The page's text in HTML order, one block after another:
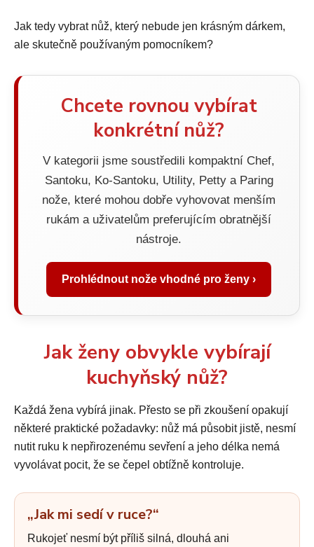
Jak tedy vybrat nůž, který nebude jen krásným dárkem,
ale skutečně používaným pomocníkem?
Chcete rovnou vybírat
konkrétní nůž?
V kategorii jsme soustředili kompaktní Chef,
Santoku, Ko-Santoku, Utility, Petty a Paring
nože, které mohou dobře vyhovovat menším
rukám a uživatelům preferujícím obratnější
nástroje.
Prohlédnout nože vhodné pro ženy ›
Jak ženy obvykle vybírají
kuchyňský nůž?
Každá žena vybírá jinak. Přesto se při zkoušení opakují
některé praktické požadavky: nůž má působit jistě, nesmí
nutit ruku k nepřirozenému sevření a jeho délka nemá
vyvolávat pocit, že se čepel obtížně kontroluje.
„Jak mi sedí v ruce?“
Rukojeť nesmí být příliš silná, dlouhá ani